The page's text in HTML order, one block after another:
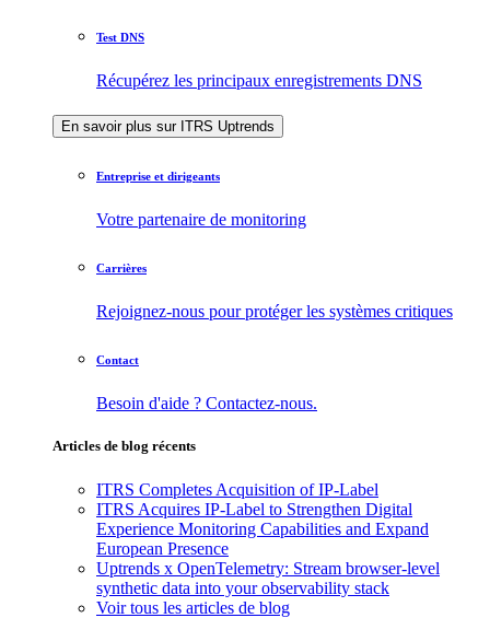
Test DNS
Récupérez les principaux enregistrements DNS
En savoir plus sur ITRS Uptrends
Entreprise et dirigeants
Votre partenaire de monitoring
Carrières
Rejoignez-nous pour protéger les systèmes critiques
Contact
Besoin d'aide ? Contactez-nous.
Articles de blog récents
ITRS Completes Acquisition of IP-Label
ITRS Acquires IP-Label to Strengthen Digital
Experience Monitoring Capabilities and Expand
European Presence
Uptrends x OpenTelemetry: Stream browser-level
synthetic data into your observability stack
Voir tous les articles de blog